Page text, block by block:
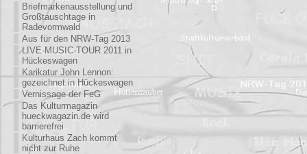
Briefmarkenausstellung und
Großtauschtage in
Radevormwald
Aus für den NRW-Tag 2013
LIVE-MUSIC-TOUR 2011 in
Hückeswagen
Karikatur John Lennon:
gezeichnet in Hückeswagen
Vernissage der FeG
Das Kulturmagazin
hueckwagazin.de wird
barrierefrei
Kulturhaus Zach kommt
nicht zur Ruhe